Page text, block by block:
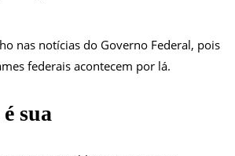
nas notícias do Governo Federal, pois
federais acontecem por lá.
sua